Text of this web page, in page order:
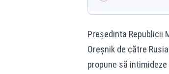
Președinta Republicii
Oreșnik de către
propune să